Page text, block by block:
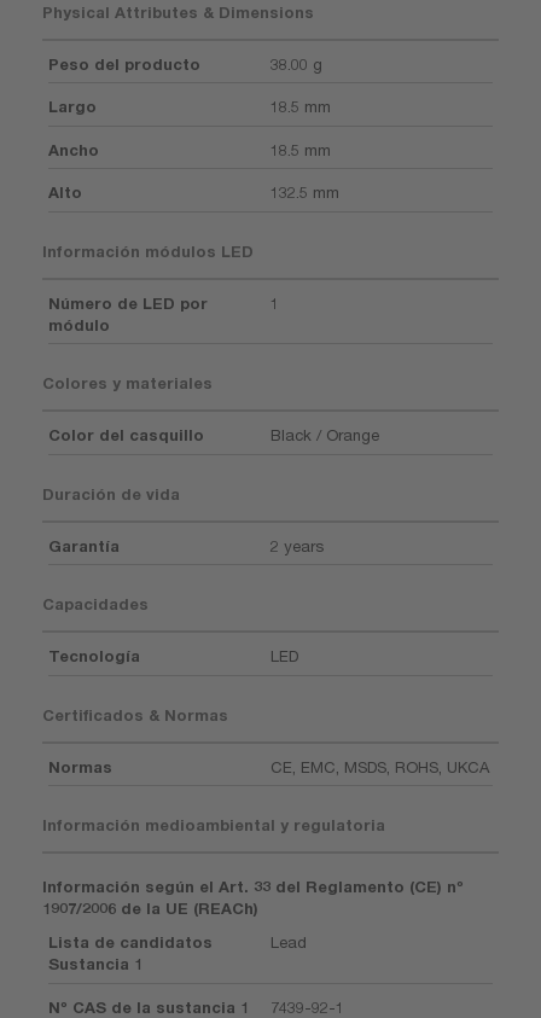
Physical Attributes & Dimensions
Peso del producto 38.00 g
Largo 18.5 mm
Ancho 18.5 mm
Alto 132.5 mm
Información módulos LED
Número de LED por
módulo
1
Colores y materiales
Color del casquillo Black / Orange
Duración de vida
Garantía 2 years
Capacidades
Tecnología LED
Certificados & Normas
Normas CE, EMC, MSDS, ROHS, UKCA
Información medioambiental y regulatoria
Información según el Art. 33 del Reglamento (CE) nº
1907/2006 de la UE (REACh)
Lista de candidatos
Sustancia 1
Lead
Nº CAS de la sustancia 1 7439-92-1